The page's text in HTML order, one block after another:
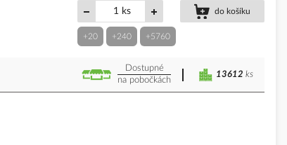
ks do košíku
+20 +240 +5760
Dostupné
na pobočkách
13612 ks